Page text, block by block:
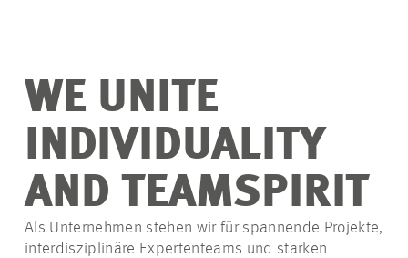
EINSTIEGSMÖGLICHKEITEN
RUND UMS BEWERBEN
STELLENANGEBOTE
WE UNITE
INDIVIDUALITY
AND TEAMSPIRIT
Als Unternehmen stehen wir für spannende Projekte,
interdisziplinäre Expertenteams und starken